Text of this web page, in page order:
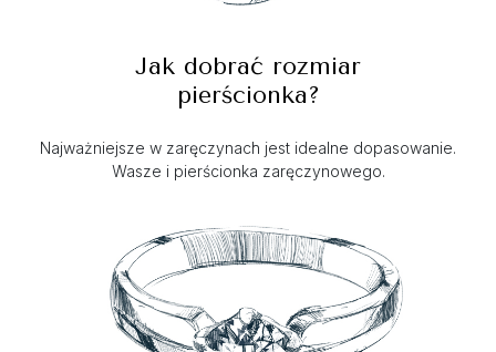
Jak dobrać rozmiar
pierścionka?
Najważniejsze w zaręczynach jest idealne dopasowanie.
Wasze i pierścionka zaręczynowego.